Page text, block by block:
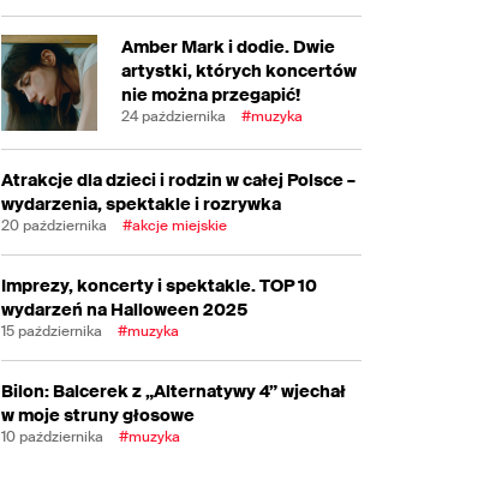
Amber Mark i dodie. Dwie
artystki, których koncertów
nie można przegapić!
24 października #muzyka
Atrakcje dla dzieci i rodzin w całej Polsce –
wydarzenia, spektakle i rozrywka
20 października #akcje miejskie
Imprezy, koncerty i spektakle. TOP 10
wydarzeń na Halloween 2025
15 października #muzyka
Bilon: Balcerek z „Alternatywy 4” wjechał
w moje struny głosowe
10 października #muzyka